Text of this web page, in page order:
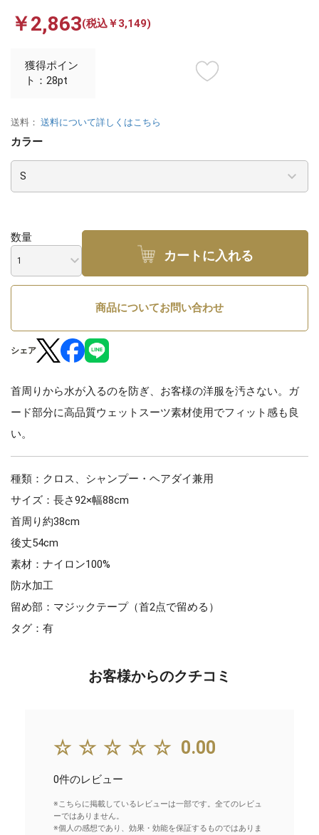
￥2,863(税込￥3,149)
獲得ポイン
ト：28pt
送料： 送料について詳しくはこちら
カラー
数量
カートに入れる
商品についてお問い合わせ
シェア
首周りから水が入るのを防ぎ、お客様の洋服を汚さない。ガ
ード部分に高品質ウェットスーツ素材使用でフィット感も良
い。
種類：クロス、シャンプー・ヘアダイ兼用
サイズ：長さ92×幅88cm
首周り約38cm
後丈54cm
素材：ナイロン100%
防水加工
留め部：マジックテープ（首2点で留める）
タグ：有
お客様からのクチコミ
☆☆☆☆☆ 0.00
0件のレビュー
※こちらに掲載しているレビューは一部です。全てのレビュ
ーではありません。
※個人の感想であり、効果・効能を保証するものではありま